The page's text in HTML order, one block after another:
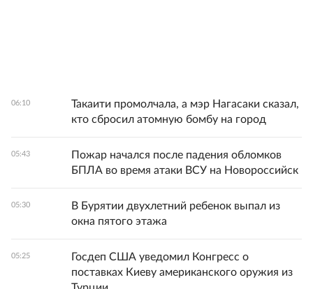
06:10
Такаити промолчала, а мэр Нагасаки сказал,
кто сбросил атомную бомбу на город
05:43
Пожар начался после падения обломков
БПЛА во время атаки ВСУ на Новороссийск
05:30
В Бурятии двухлетний ребенок выпал из
окна пятого этажа
05:25
Госдеп США уведомил Конгресс о
поставках Киеву американского оружия из